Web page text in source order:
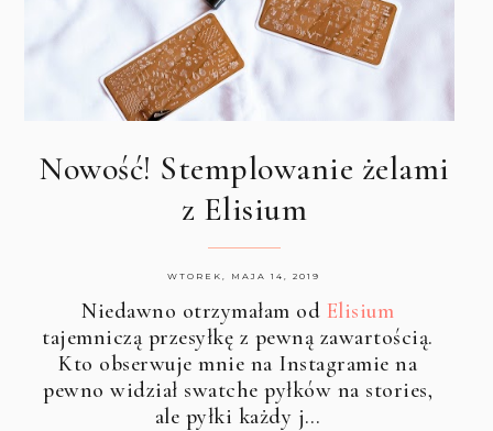
Nowość! Stemplowanie żelami
z Elisium
WTOREK, MAJA 14, 2019
Niedawno otrzymałam od Elisium
tajemniczą przesyłkę z pewną zawartością.
Kto obserwuje mnie na Instagramie na
pewno widział swatche pyłków na stories,
ale pyłki każdy j…